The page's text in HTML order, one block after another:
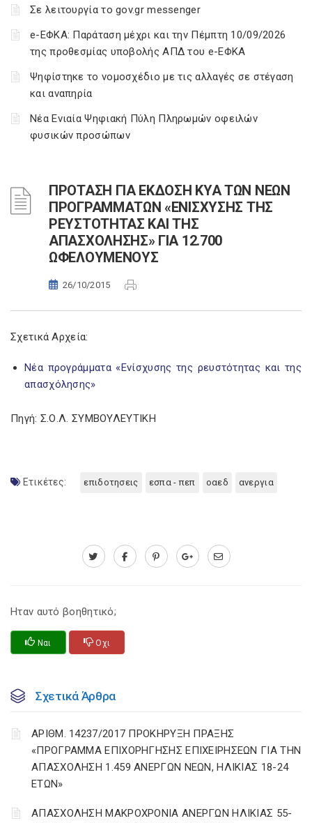
Σε λειτουργία το gov.gr messenger
e-ΕΦΚΑ: Παράταση μέχρι και την Πέμπτη 10/09/2026
της προθεσμίας υποβολής ΑΠΔ του e-ΕΦΚΑ
Ψηφίστηκε το νομοσχέδιο με τις αλλαγές σε στέγαση
και αναπηρία
Νέα Ενιαία Ψηφιακή Πύλη Πληρωμών οφειλών
φυσικών προσώπων
ΠΡΟΤΑΣΗ ΓΙΑ ΕΚΔΟΣΗ ΚΥΑ ΤΩΝ ΝΕΩΝ
ΠΡΟΓΡΑΜΜΑΤΩΝ «ΕΝΙΣΧΥΣΗΣ ΤΗΣ
ΡΕΥΣΤΟΤΗΤΑΣ ΚΑΙ ΤΗΣ
ΑΠΑΣΧΟΛΗΣΗΣ» ΓΙΑ 12.700
ΩΦΕΛΟΥΜΕΝΟΥΣ
26/10/2015
Σχετικά Αρχεία:
Νέα προγράμματα «Ενίσχυσης της ρευστότητας και της
απασχόλησης»
Πηγή: Σ.Ο.Λ. ΣΥΜΒΟΥΛΕΥΤΙΚΗ
Ετικέτες: επιδοτησεις εσπα - πεπ οαεδ ανεργια
Ηταν αυτό βοηθητικό;
Ναι Οχι
Σχετικά Άρθρα
ΑΡΙΘΜ. 14237/2017 ΠΡΟΚΗΡΥΞΗ ΠΡΑΞΗΣ
«ΠΡΟΓΡΑΜΜΑ ΕΠΙΧΟΡΗΓΗΣΗΣ ΕΠΙΧΕΙΡΗΣΕΩΝ ΓΙΑ ΤΗΝ
ΑΠΑΣΧΟΛΗΣΗ 1.459 ΑΝΕΡΓΩΝ ΝΕΩΝ, ΗΛΙΚΙΑΣ 18-24
ΕΤΩΝ»
ΑΠΑΣΧΟΛΗΣΗ ΜΑΚΡΟΧΡΟΝΙΑ ΑΝΕΡΓΩΝ ΗΛΙΚΙΑΣ 55-